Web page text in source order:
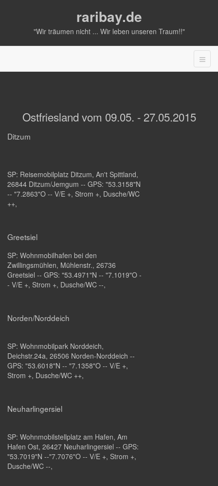
raribay.de
"Wir träumen nicht ... Wir leben unseren Traum!!"
Ostfriesland vom 09.05. - 27.05.2015
Ditzum
SP: Reisemobilplatz Ditzum, An't Spittland,
26844 Ditzum/Jemgum -- GPS: "53.3158"N
-- "7.2863"O -- V/E +, Strom +, Dusche/WC
++,
Greetsiel
SP: Wohnmobilhafen bei den
Zwillingsmühlen, Mühlenstr., 26736
Greetsiel -- GPS: "53.4971"N -- "7.1019"O -
- V/E +, Strom +, Dusche/WC --,
Norden/Norddeich
SP: Wohnmobilpark Norddeich,
Deichstr.24a, 26506 Norden-Norddeich --
GPS: "53.6018"N -- "7.1358"O -- V/E +,
Strom +, Dusche/WC ++,
Neuharlingersiel
SP: Wohnmobilstellplatz am Hafen, Am
Hafen Ost, 26427 Neuharlingersiel -- GPS:
"53.7019"N --"7.7076"O -- V/E +, Strom +,
Dusche/WC --,